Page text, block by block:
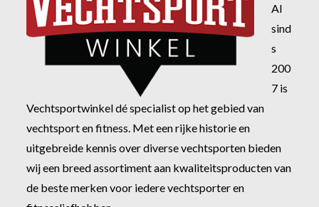
Al
sind
s
200
7 is
Vechtsportwinkel dé specialist op het gebied van
vechtsport en fitness. Met een rijke historie en
uitgebreide kennis over diverse vechtsporten bieden
wij een breed assortiment aan kwaliteitsproducten van
de beste merken voor iedere vechtsporter en